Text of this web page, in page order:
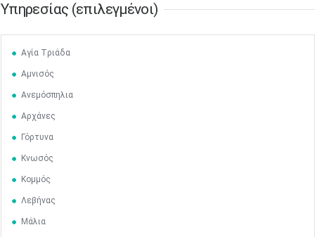
Υπηρεσίας (επιλεγμένοι)
Αγία Tριάδα
Αμνισός
Ανεμόσπηλια
Αρχάνες
Γόρτυνα
Κνωσός
Κομμός
Λεβήνας
Μάλια